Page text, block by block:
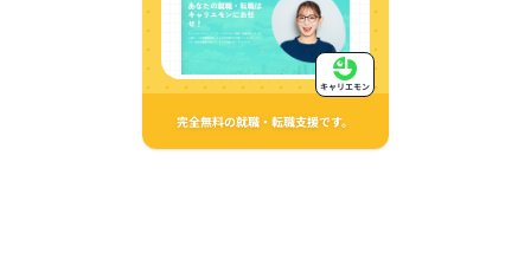
完全無料の就職・転職支援です。
キャリエモン